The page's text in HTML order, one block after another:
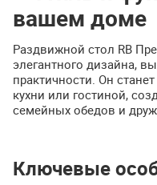
вашем доме
Раздвижной стол RB
элегантного дизайна,
практичности. Он
кухни или гостиной,
семейных обедов и
Ключевые